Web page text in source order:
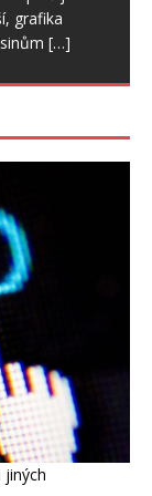
grafika
[…]
důležitou
jiných